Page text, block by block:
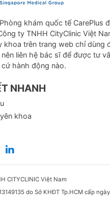
khám quốc tế CarePlus
ty TNHH CityClinic Việt
khoa trên trang web chỉ dùng
liên hệ bác sĩ để được tư
hành động nào.
NHANH
khoa
CITYCLINIC Việt Nam
do Sở KHĐT Tp.HCM cấp